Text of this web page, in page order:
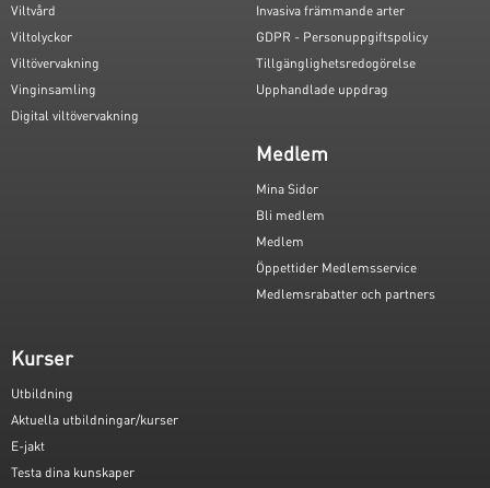
Viltvård
Viltolyckor
Viltövervakning
Vinginsamling
Digital viltövervakning
Invasiva främmande arter
GDPR - Personuppgiftspolicy
Tillgänglighetsredogörelse
Upphandlade uppdrag
Medlem
Mina Sidor
Bli medlem
Medlem
Öppettider Medlemsservice
Medlemsrabatter och partners
Kurser
Utbildning
Aktuella utbildningar/kurser
E-jakt
Testa dina kunskaper